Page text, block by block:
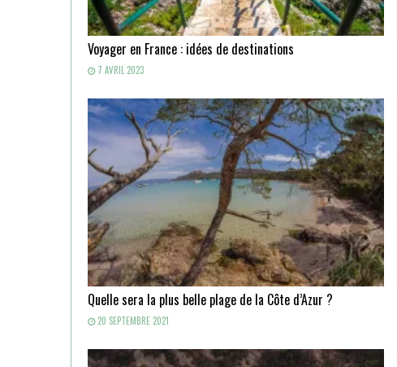
Voyager en France : idées de destinations
7 AVRIL 2023
Quelle sera la plus belle plage de la Côte d’Azur ?
20 SEPTEMBRE 2021